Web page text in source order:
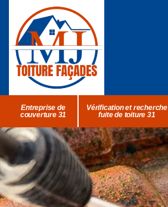
Entreprise de
couverture 31
Vérification et recherche
fuite de toiture 31